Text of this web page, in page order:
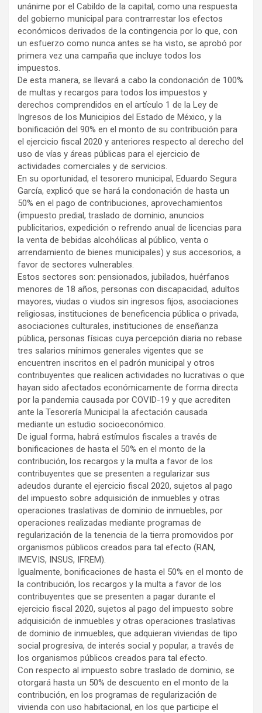
unánime por el Cabildo de la capital, como una respuesta
del gobierno municipal para contrarrestar los efectos
económicos derivados de la contingencia por lo que, con
un esfuerzo como nunca antes se ha visto, se aprobó por
primera vez una campaña que incluye todos los
impuestos.
De esta manera, se llevará a cabo la condonación de 100%
de multas y recargos para todos los impuestos y
derechos comprendidos en el artículo 1 de la Ley de
Ingresos de los Municipios del Estado de México, y la
bonificación del 90% en el monto de su contribución para
el ejercicio fiscal 2020 y anteriores respecto al derecho del
uso de vías y áreas públicas para el ejercicio de
actividades comerciales y de servicios.
En su oportunidad, el tesorero municipal, Eduardo Segura
García, explicó que se hará la condonación de hasta un
50% en el pago de contribuciones, aprovechamientos
(impuesto predial, traslado de dominio, anuncios
publicitarios, expedición o refrendo anual de licencias para
la venta de bebidas alcohólicas al público, venta o
arrendamiento de bienes municipales) y sus accesorios, a
favor de sectores vulnerables.
Estos sectores son: pensionados, jubilados, huérfanos
menores de 18 años, personas con discapacidad, adultos
mayores, viudas o viudos sin ingresos fijos, asociaciones
religiosas, instituciones de beneficencia pública o privada,
asociaciones culturales, instituciones de enseñanza
pública, personas físicas cuya percepción diaria no rebase
tres salarios mínimos generales vigentes que se
encuentren inscritos en el padrón municipal y otros
contribuyentes que realicen actividades no lucrativas o que
hayan sido afectados económicamente de forma directa
por la pandemia causada por COVID-19 y que acrediten
ante la Tesorería Municipal la afectación causada
mediante un estudio socioeconómico.
De igual forma, habrá estímulos fiscales a través de
bonificaciones de hasta el 50% en el monto de la
contribución, los recargos y la multa a favor de los
contribuyentes que se presenten a regularizar sus
adeudos durante el ejercicio fiscal 2020, sujetos al pago
del impuesto sobre adquisición de inmuebles y otras
operaciones traslativas de dominio de inmuebles, por
operaciones realizadas mediante programas de
regularización de la tenencia de la tierra promovidos por
organismos públicos creados para tal efecto (RAN,
IMEVIS, INSUS, IFREM).
Igualmente, bonificaciones de hasta el 50% en el monto de
la contribución, los recargos y la multa a favor de los
contribuyentes que se presenten a pagar durante el
ejercicio fiscal 2020, sujetos al pago del impuesto sobre
adquisición de inmuebles y otras operaciones traslativas
de dominio de inmuebles, que adquieran viviendas de tipo
social progresiva, de interés social y popular, a través de
los organismos públicos creados para tal efecto.
Con respecto al impuesto sobre traslado de dominio, se
otorgará hasta un 50% de descuento en el monto de la
contribución, en los programas de regularización de
vivienda con uso habitacional, en los que participe el